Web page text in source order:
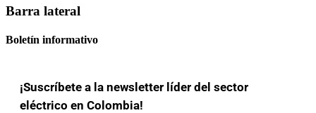
Barra lateral
Boletín informativo
¡Suscríbete a la newsletter líder del sector
eléctrico en Colombia!